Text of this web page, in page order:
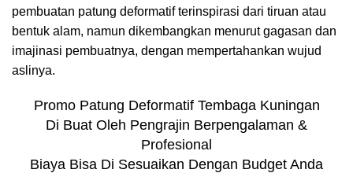
pembuatan patung deformatif terinspirasi dari tiruan atau
bentuk alam, namun dikembangkan menurut gagasan dan
imajinasi pembuatnya, dengan mempertahankan wujud
aslinya.
Promo Patung Deformatif Tembaga Kuningan
Di Buat Oleh Pengrajin Berpengalaman &
Profesional
Biaya Bisa Di Sesuaikan Dengan Budget Anda